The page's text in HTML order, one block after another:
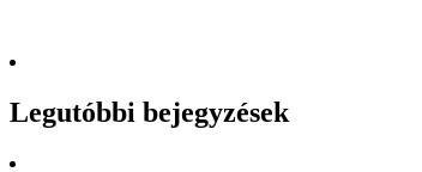
Legutóbbi bejegyzések